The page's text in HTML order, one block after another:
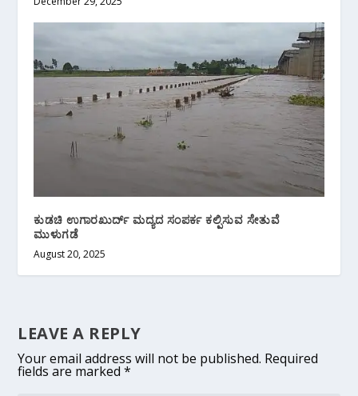
ಕುಡಚಿ ಉಗಾರಖುರ್ದ್ ಮದ್ಯದ ಸಂಪರ್ಕ ಕಲ್ಪಿಸುವ ಸೇತುವೆ
ಮುಳುಗಡೆ
August 20, 2025
LEAVE A REPLY
Your email address will not be published. Required
fields are marked*